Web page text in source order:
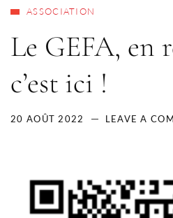
ASSOCIATION
Le GEFA, en
c’est ici !
20 AOÛT 2022 LEAVE A